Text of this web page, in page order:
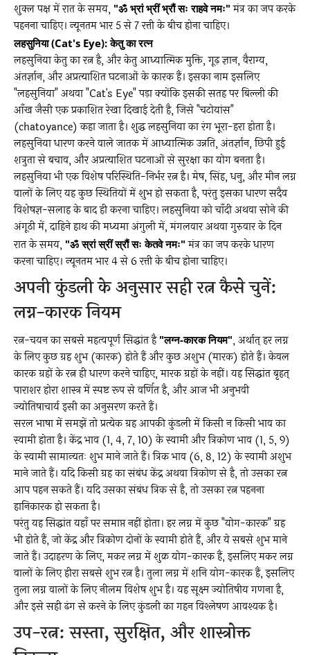
शुक्ल पक्ष में रात के समय, "ॐ भ्रां भ्रीं भ्रौं सः राहवे नमः" मंत्र का जप करके
पहनना चाहिए। न्यूनतम भार 5 से 7 रत्ती के बीच होना चाहिए।
लहसुनिया (Cat's Eye): केतु का रत्न
लहसुनिया केतु का रत्न है, और केतु आध्यात्मिक मुक्ति, गूढ़ ज्ञान, वैराग्य,
अंतर्ज्ञान, और अप्रत्याशित घटनाओं के कारक हैं। इसका नाम इसलिए
"लहसुनिया" अथवा "Cat's Eye" पड़ा क्योंकि इसकी सतह पर बिल्ली की
आँख जैसी एक प्रकाशित रेखा दिखाई देती है, जिसे "चटोयांस"
(chatoyance) कहा जाता है। शुद्ध लहसुनिया का रंग भूरा-हरा होता है।
लहसुनिया धारण करने वाले जातक में आध्यात्मिक उन्नति, अंतर्ज्ञान, छिपी हुई
शत्रुता से बचाव, और अप्रत्याशित घटनाओं से सुरक्षा का योग बनता है।
लहसुनिया भी एक विशेष परिस्थिति-निर्भर रत्न है। मेष, सिंह, धनु, और मीन लग्न
वालों के लिए यह कुछ स्थितियों में शुभ हो सकता है, परंतु इसका धारण सदैव
विशेषज्ञ-सलाह के बाद ही करना चाहिए। लहसुनिया को चाँदी अथवा सोने की
अंगूठी में, दाहिने हाथ की मध्यमा अंगुली में, मंगलवार अथवा गुरुवार के दिन
रात के समय, "ॐ स्रां स्रीं स्रौं सः केतवे नमः" मंत्र का जप करके धारण
करना चाहिए। न्यूनतम भार 4 से 6 रत्ती के बीच होना चाहिए।
अपनी कुंडली के अनुसार सही रत्न कैसे चुनें:
लग्न-कारक नियम
रत्न-चयन का सबसे महत्वपूर्ण सिद्धांत है "लग्न-कारक नियम", अर्थात् हर लग्न
के लिए कुछ ग्रह शुभ (कारक) होते हैं और कुछ अशुभ (मारक) होते हैं। केवल
कारक ग्रहों के रत्न ही धारण करने चाहिए, मारक ग्रहों के नहीं। यह सिद्धांत बृहत्
पाराशर होरा शास्त्र में स्पष्ट रूप से वर्णित है, और आज भी अनुभवी
ज्योतिषाचार्य इसी का अनुसरण करते हैं।
सरल भाषा में समझें तो प्रत्येक ग्रह आपकी कुंडली में किसी न किसी भाव का
स्वामी होता है। केंद्र भाव (1, 4, 7, 10) के स्वामी और त्रिकोण भाव (1, 5, 9)
के स्वामी सामान्यतः शुभ माने जाते हैं। त्रिक भाव (6, 8, 12) के स्वामी अशुभ
माने जाते हैं। यदि किसी ग्रह का संबंध केंद्र अथवा त्रिकोण से है, तो उसका रत्न
आप पहन सकते हैं। यदि उसका संबंध त्रिक से है, तो उसका रत्न पहनना
हानिकारक हो सकता है।
परंतु यह सिद्धांत यहाँ पर समाप्त नहीं होता। हर लग्न में कुछ "योग-कारक" ग्रह
भी होते हैं, जो केंद्र और त्रिकोण दोनों के स्वामी होते हैं, और ये सबसे शुभ माने
जाते हैं। उदाहरण के लिए, मकर लग्न में शुक्र योग-कारक हैं, इसलिए मकर लग्न
वालों के लिए हीरा सबसे शुभ रत्न है। तुला लग्न में शनि योग-कारक हैं, इसलिए
तुला लग्न वालों के लिए नीलम विशेष शुभ है। यह सूक्ष्म ज्योतिषीय गणना है,
और इसे सही ढंग से करने के लिए कुंडली का गहन विश्लेषण आवश्यक है।
उप-रत्न: सस्ता, सुरक्षित, और शास्त्रोक्त